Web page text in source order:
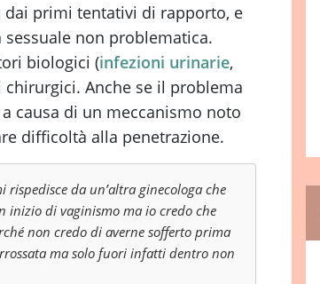
dai primi tentativi di rapporto, e
non problematica.
biologici (infezioni urinarie,
Anche se il problema
causa di un meccanismo noto
difficoltà alla penetrazione.
da un’altra ginecologa che
inizio di vaginismo ma io credo che
non credo di averne sofferto prima
ma solo fuori infatti dentro non